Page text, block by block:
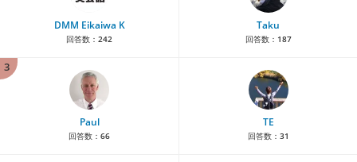
DMM Eikaiwa K
回答数： 242
Taku
回答数： 187
3
Paul
回答数： 66
TE
回答数： 31